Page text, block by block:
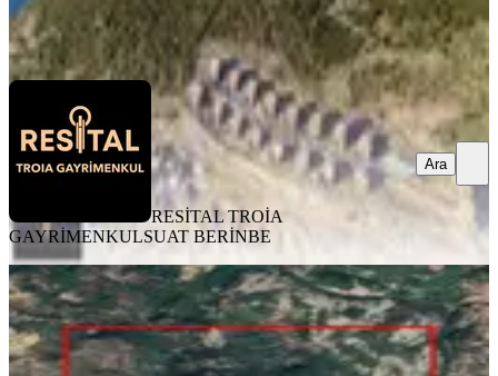
RESİTAL TROİA GAYRİMENKUL SUAT BERİNBE
Ara
RESİTAL TROİA
GAYRİMENKULSUAT BERİNBE
Ara
&kerim'den Satılık Arıklı'da
Yatırımlık Zeytinlik Denize 550 Mt
Ayvacık, Arıklı Köyü